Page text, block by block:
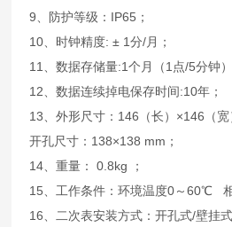
9、防护等级：IP65；
10、时钟精度: ± 1分/月；
11、数据存储量:1个月（1点/5分钟）
12、数据连续掉电保存时间:10年；
13、外形尺寸：146（长）×146（宽
开孔尺寸：138×138 mm；
14、重量： 0.8kg ；
15、工作条件：环境温度0～60℃
16、二次表安装方式：开孔式/壁挂